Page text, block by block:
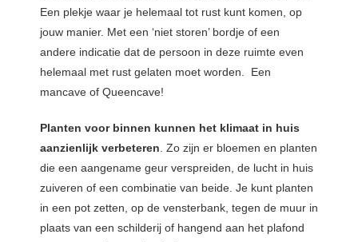
Een plekje waar je helemaal tot rust kunt komen, op
jouw manier. Met een ‘niet storen’ bordje of een
andere indicatie dat de persoon in deze ruimte even
helemaal met rust gelaten moet worden. Een
mancave of Queencave!
Planten voor binnen kunnen het klimaat in huis
aanzienlijk verbeteren . Zo zijn er bloemen en planten
die een aangename geur verspreiden, de lucht in huis
zuiveren of een combinatie van beide. Je kunt planten
in een pot zetten, op de vensterbank, tegen de muur in
plaats van een schilderij of hangend aan het plafond